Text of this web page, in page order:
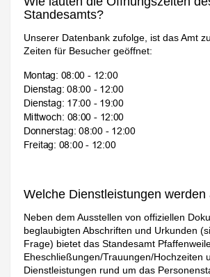
Standesamts?
Unserer Datenbank zufolge, ist das Amt
Zeiten für Besucher geöffnet:
Welche Dienstleistungen werden
Neben dem Ausstellen von offiziellen
beglaubigten Abschriften und Urkunden
Frage) bietet das Standesamt
Eheschließungen/Trauungen/Hochzeiten
Dienstleistungen rund um das